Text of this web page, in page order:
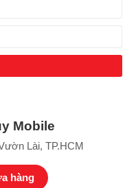
Mobile
Lài, TP.HCM
hàng